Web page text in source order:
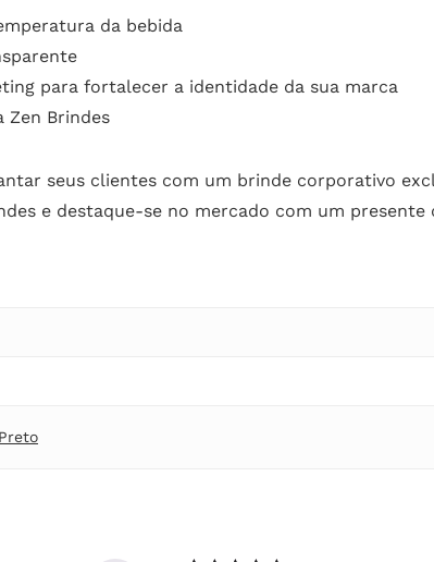
da bebida
para fortalecer a identidade da sua marca
Zen Brindes
seus clientes com um brinde corporativo
e destaque-se no mercado com um
Preto